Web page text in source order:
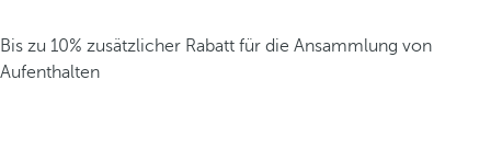
Bis zu 10% zusätzlicher Rabatt für die Ansammlung von
Aufenthalten